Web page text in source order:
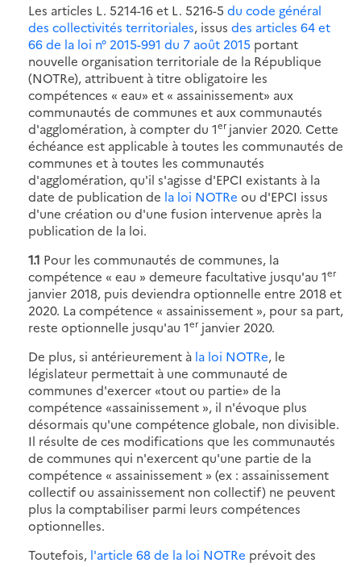
Les articles L. 5214-16 et L. 5216-5 du code général
des collectivités territoriales, issus des articles 64 et
66 de la loi n° 2015-991 du 7 août 2015 portant
nouvelle organisation territoriale de la République
(NOTRe), attribuent à titre obligatoire les
compétences « eau» et « assainissement» aux
communautés de communes et aux communautés
d'agglomération, à compter du 1er janvier 2020. Cette
échéance est applicable à toutes les communautés de
communes et à toutes les communautés
d'agglomération, qu'il s'agisse d'EPCI existants à la
date de publication de la loi NOTRe ou d'EPCI issus
d'une création ou d'une fusion intervenue après la
publication de la loi.
1.1 Pour les communautés de communes, la
compétence « eau » demeure facultative jusqu'au 1er
janvier 2018, puis deviendra optionnelle entre 2018 et
2020. La compétence « assainissement », pour sa part,
reste optionnelle jusqu'au 1er janvier 2020.
De plus, si antérieurement à la loi NOTRe, le
législateur permettait à une communauté de
communes d'exercer «tout ou partie» de la
compétence «assainissement », il n'évoque plus
désormais qu'une compétence globale, non divisible.
Il résulte de ces modifications que les communautés
de communes qui n'exercent qu'une partie de la
compétence « assainissement » (ex : assainissement
collectif ou assainissement non collectif) ne peuvent
plus la comptabiliser parmi leurs compétences
optionnelles.
Toutefois, l'article 68 de la loi NOTRe prévoit des